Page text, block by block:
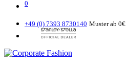
0
+49 (0) 7393 8730140 Muster ab 0€